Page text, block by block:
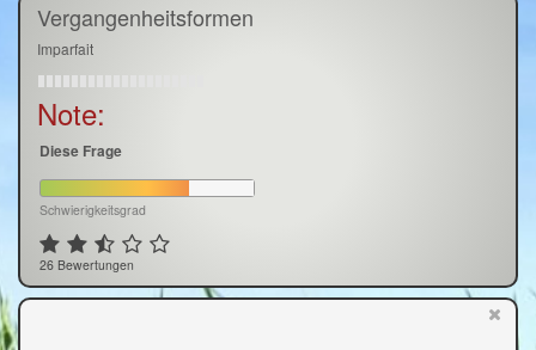
Vergangenheitsformen
Imparfait
Note:
Diese Frage
Schwierigkeitsgrad
26 Bewertungen